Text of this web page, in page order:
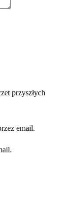
przyszłych
email.